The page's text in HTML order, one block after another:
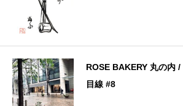
ROSE BAKERY 丸の内
目線 #8